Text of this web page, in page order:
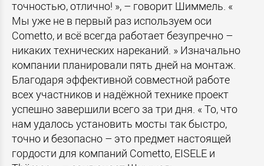
точностью, отлично! », – говорит Шиммель. «
Мы уже не в первый раз используем оси
Cometto, и всё всегда работает безупречно –
никаких технических нареканий. » Изначально
компании планировали пять дней на монтаж.
Благодаря эффективной совместной работе
всех участников и надёжной технике проект
успешно завершили всего за три дня. « То, что
нам удалось установить мосты так быстро,
точно и безопасно – это предмет настоящей
гордости для компаний Cometto, EISELE и